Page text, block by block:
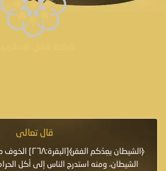
قال تعالى
﴿الشيطان يعِدُكم
الشيطان، ومنه استدرج الناس إلى أكل